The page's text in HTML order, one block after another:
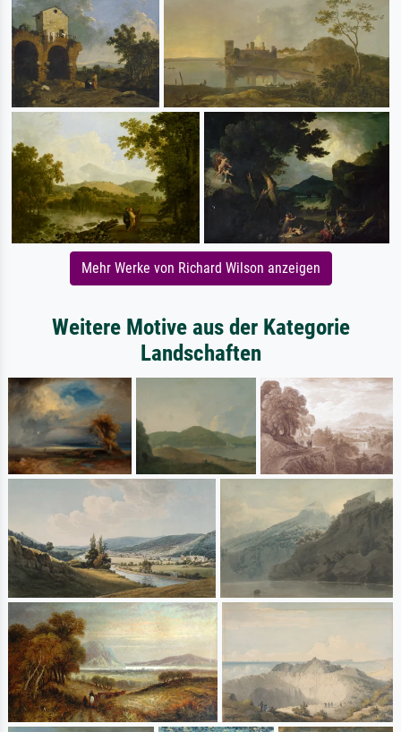
Mehr Werke von Richard Wilson anzeigen
Weitere Motive aus der Kategorie
Landschaften